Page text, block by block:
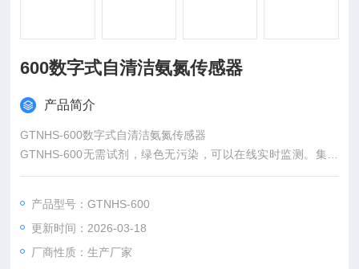
600数字式自清洁氨氮传感器
产品简介
GTNHS-600数字式自清洁氨氮传感器
GTNHS-600无需试剂，绿色无污染，可以在线实时监测。集成
铵离子、pH及参比电极，自动对水体中的pH和温度进行补偿。
快捷。传感器带有自清洁刷，可以防止微生物附着，使维护周期
更长。采用RS485输出，支持Modbus，方便集成。
产品型号：GTNHS-600
更新时间：2026-03-18
厂商性质：生产厂家